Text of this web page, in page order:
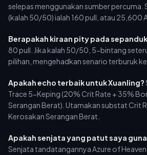
selepas menggunakan sumber percuma.
(kalah 50/50) ialah 160 pull, atau 25,600
Berapakah kiraan pity pada
80 pull. Jika kalah 50/50, 5-bintang
pilihan, mengehadkan senario terburuk
Apakah echo terbaik untuk Xuanling?
Trace 5-Keping (20% Crit Rate + 35%
Serangan Berat). Utamakan substat Crit
Kerosakan Serangan Berat.
Apakah senjata yang patut saya
Senjata tandatangannya Azure of